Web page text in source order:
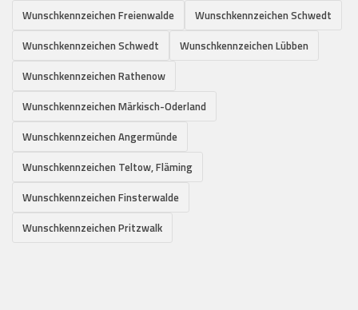
Wunschkennzeichen Freienwalde
Wunschkennzeichen Schwedt
Wunschkennzeichen Schwedt
Wunschkennzeichen Lübben
Wunschkennzeichen Rathenow
Wunschkennzeichen Märkisch-Oderland
Wunschkennzeichen Angermünde
Wunschkennzeichen Teltow, Fläming
Wunschkennzeichen Finsterwalde
Wunschkennzeichen Pritzwalk